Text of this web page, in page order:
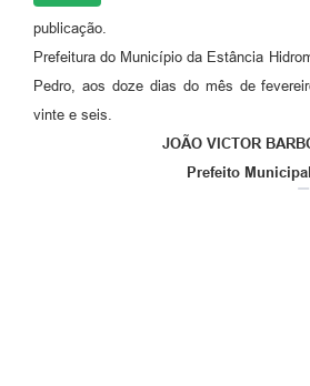
publicação.
Prefeitura do Município da Estância
Pedro, aos doze dias do mês de
vinte e seis.
JOÃO VICTOR
Prefeito Municipal